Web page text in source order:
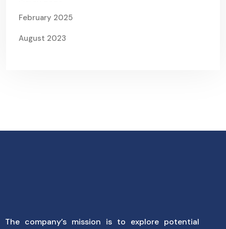
February 2025
August 2023
The company’s mission is to explore potential